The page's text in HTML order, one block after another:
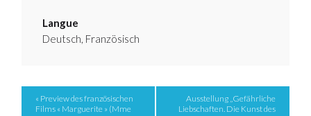
Langue
Deutsch, Französisch
Event
« Preview des französischen
Films « Marguerite » (Mme
Ausstellung „Gefährliche
Liebschaften. Die Kunst des